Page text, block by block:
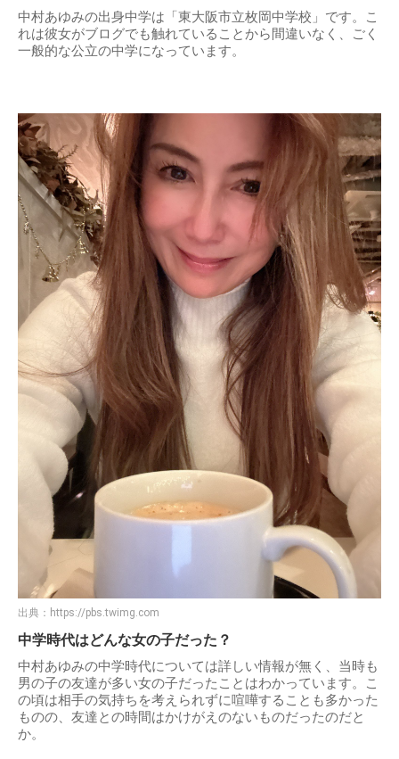
中村あゆみの出身中学は「東大阪市立枚岡中学校」です。こ
れは彼女がブログでも触れていることから間違いなく、ごく
一般的な公立の中学になっています。
出典： https://pbs.twimg.com
中学時代はどんな女の子だった？
中村あゆみの中学時代については詳しい情報が無く、当時も
男の子の友達が多い女の子だったことはわかっています。こ
の頃は相手の気持ちを考えられずに喧嘩することも多かった
ものの、友達との時間はかけがえのないものだったのだと
か。